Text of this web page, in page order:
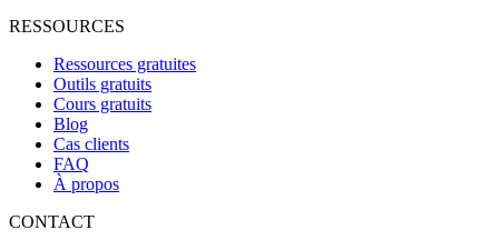
RESSOURCES
Ressources gratuites
Outils gratuits
Cours gratuits
Blog
Cas clients
FAQ
À propos
CONTACT